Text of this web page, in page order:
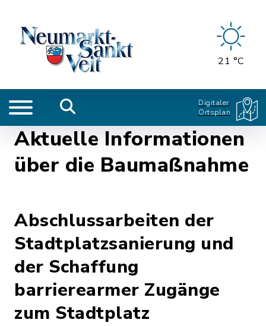
21 °C
Digitaler
Ortsplan
Aktuelle Informationen
über die Baumaßnahme
Abschlussarbeiten der
Stadtplatzsanierung und
der Schaffung
barrierearmer Zugänge
zum Stadtplatz